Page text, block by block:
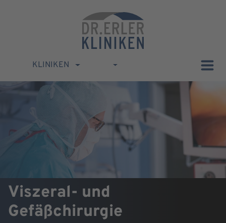
KLINIKEN
Viszeral- und
Gefäßchirurgie